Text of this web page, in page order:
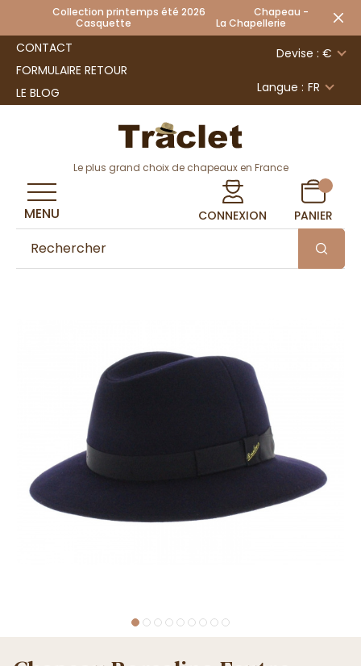
Collection printemps été 2026 Chapeau -
Casquette La Chapellerie
CONTACT
FORMULAIRE RETOUR
LE BLOG
Devise : €
Langue : FR
Le plus grand choix de chapeaux en France
CONNEXION PANIER
MENU